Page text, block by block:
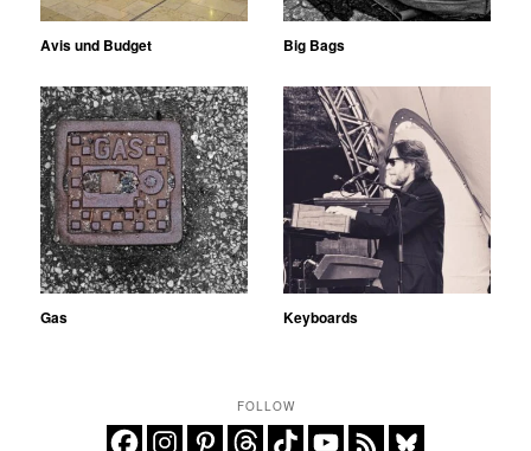
Avis und Budget Big Bags
Gas Keyboards
FOLLOW